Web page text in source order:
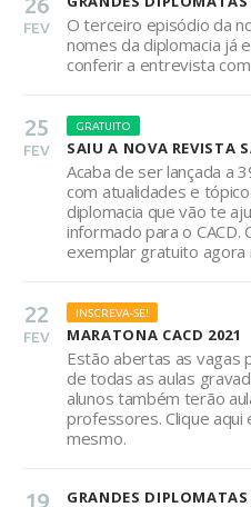
FEV
O terceiro episódio da
nomes da diplomacia já
conferir a entrevista
25
FEV
GRATUITO
SAIU A NOVA REVISTA
Acaba de ser lançada a
com atualidades e
diplomacia que vão te
informado para o CACD.
exemplar gratuito agora
22
FEV
INSCREVA-SE!
MARATONA CACD 2021
Estão abertas as vagas
de todas as aulas
alunos também terão
professores. Clique aqui
mesmo.
19 GRANDES